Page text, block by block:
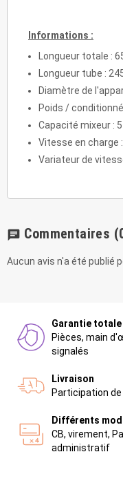
Informations :
Longueur totale :
Longueur tube :
Diamètre de
Poids / conditionné
Capacité mixeur : 5
Vitesse en charge
Variateur de
chat Commentaires
Aucun avis n'a été publié
Garantie totale
Pièces, main
signalés
Livraison
Participation
Différents
CB, virement,
administratif